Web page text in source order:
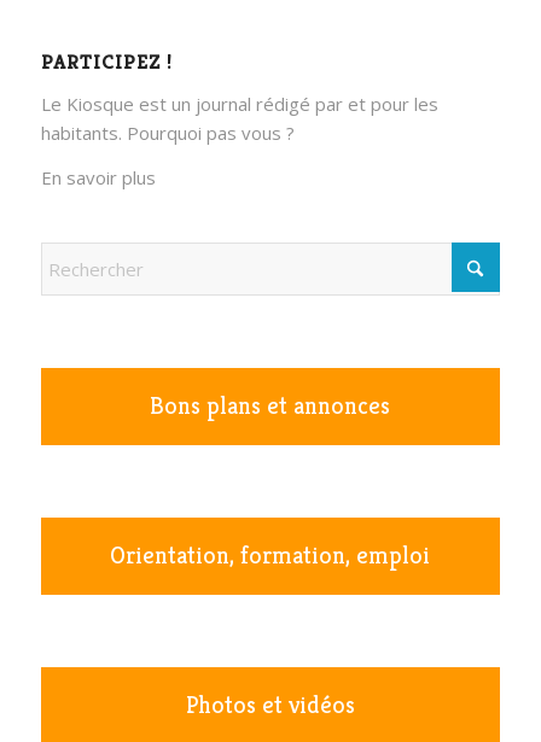
PARTICIPEZ !
Le Kiosque est un journal rédigé par et pour les
habitants. Pourquoi pas vous ?
En savoir plus
Bons plans et annonces
Orientation, formation, emploi
Photos et vidéos